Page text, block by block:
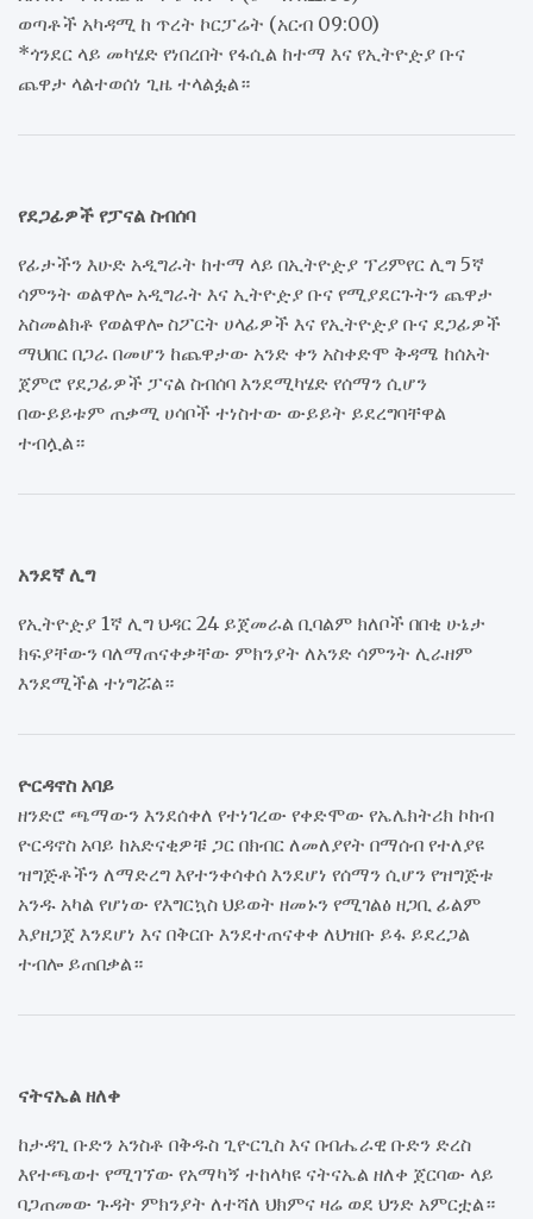
ወጣቶች አካዳሚ ከ ጥረት ኮርፓሬት (አርብ 09:00)
*ጎንደር ላይ መካሄድ የነበረበት የፋሲል ከተማ እና የኢትዮዽያ ቡና
ጨዋታ ላልተወሰነ ጊዜ ተላልፏል።
የደጋፊዎች የፓናል ስብሰባ
የፊታችን እሁድ አዲግራት ከተማ ላይ በኢትዮዽያ ፕሪምየር ሊግ 5ኛ
ሳምንት ወልዋሎ አዲግራት እና ኢትዮዽያ ቡና የሚያደርጉትን ጨዋታ
አስመልክቶ የወልዋሎ ስፖርት ሀላፊዎች እና የኢትዮዽያ ቡና ደጋፊዎች
ማህበር በጋራ በመሆን ከጨዋታው አንድ ቀን አስቀድሞ ቅዳሜ ከሰአት
ጀምሮ የደጋፊዎች ፓናል ስብሰባ እንደሚካሄድ የሰማን ሲሆን
በውይይቱም ጠቃሚ ሀሳቦች ተነስተው ውይይት ይደረግባቸዋል
ተብሏል።
አንደኛ ሊግ
የኢትዮዽያ 1ኛ ሊግ ህዳር 24 ይጀመራል ቢባልም ክለቦች በበቂ ሁኔታ
ክፍያቸውን ባለማጠናቀቃቸው ምክንያት ለአንድ ሳምንት ሊራዘም
እንደሚችል ተነግሯል።
ዮርዳኖስ አባይ
ዘንድሮ ጫማውን እንደሰቀለ የተነገረው የቀድሞው የኤሌክትሪክ ኮከብ
ዮርዳኖስ አባይ ከአድናቂዎቹ ጋር በክብር ለመለያየት በማሰብ የተለያዩ
ዝግጅቶችን ለማድረግ እየተንቀሳቀሰ እንደሆነ የሰማን ሲሆን የዝግጅቱ
አንዱ አካል የሆነው የእግርኳስ ህይወት ዘመኑን የሚገልፅ ዘጋቢ ፊልም
እያዘጋጀ እንደሆነ እና በቅርቡ እንደተጠናቀቀ ለህዝቡ ይፋ ይደረጋል
ተብሎ ይጠበቃል።
ናትናኤል ዘለቀ
ከታዳጊ ቡድን አንስቶ በቅዱስ ጊዮርጊስ እና በብሔራዊ ቡድን ድረስ
እየተጫወተ የሚገኘው የአማካኝ ተከላካዩ ናትናኤል ዘለቀ ጀርባው ላይ
ባጋጠመው ጉዳት ምክንያት ለተሻለ ህክምና ዛሬ ወደ ህንድ አምርቷል።